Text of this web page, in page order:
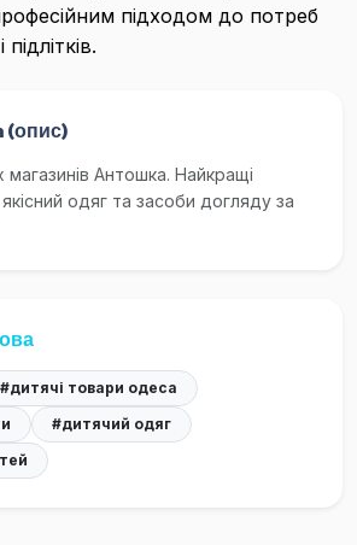
підходом до потреб
(опис)
Антошка. Найкращі
одяг та засоби догляду за
#дитячі товари одеса
#дитячий одяг